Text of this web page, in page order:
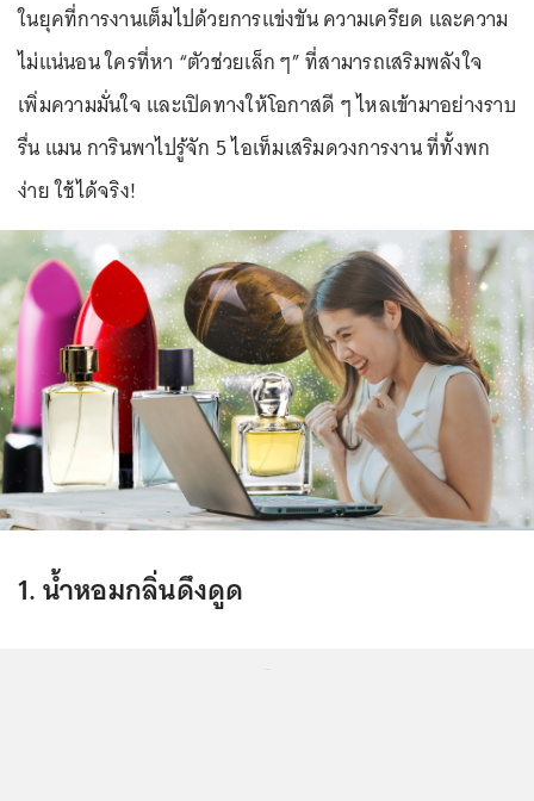
ในยุคที่การงานเต็มไปด้วยการแข่งขัน ความเครียด และความ
ไม่แน่นอน ใครที่หา “ตัวช่วยเล็ก ๆ” ที่สามารถเสริมพลังใจ
เพิ่มความมั่นใจ และเปิดทางให้โอกาสดี ๆ ไหลเข้ามาอย่างราบ
รื่น แมน การินพาไปรู้จัก 5 ไอเท็มเสริมดวงการงาน ที่ทั้งพก
ง่าย ใช้ได้จริง!
1. น้ำหอมกลิ่นดึงดูด